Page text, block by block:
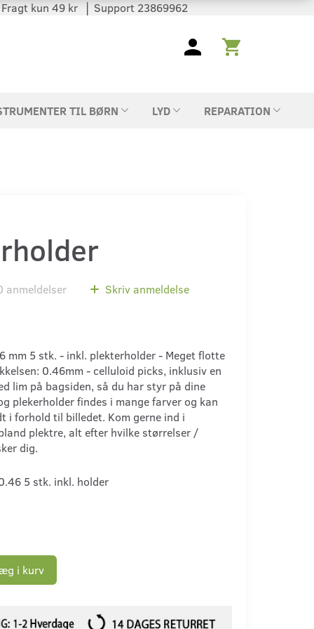
kun 49 kr │ Support 23869962
TIL BØRN LYD REPARATION
anmeldelser Skriv anmeldelse
mm 5 stk. - inkl. plekterholder - Meget flotte
0.46mm - celluloid picks, inklusiv en
lim på bagsiden, så du har styr på dine
plekerholder findes i mange farver og kan
i forhold til billedet. Kom gerne ind i
plektre, alt efter hvilke størrelser /
dig.
5 stk. inkl. holder
i kurv